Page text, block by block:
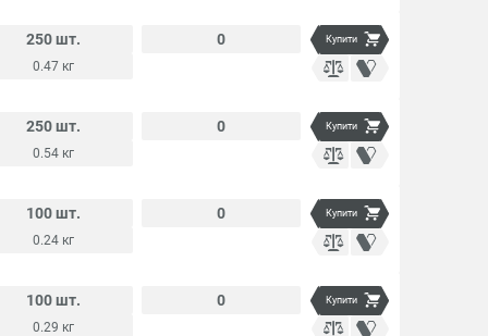
250 шт.
0.47 кг
0 Купити
250 шт.
0.54 кг
0 Купити
100 шт.
0.24 кг
0 Купити
100 шт.
0.29 кг
0 Купити